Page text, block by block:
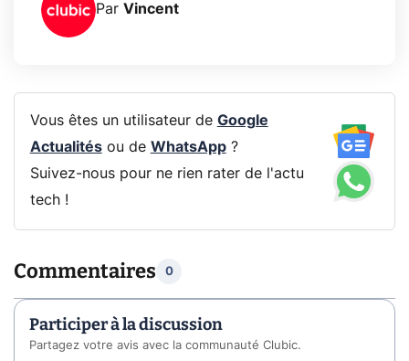
Par Vincent
Vous êtes un utilisateur de Google
Actualitésou de WhatsApp?
Suivez-nous pour ne rien rater de l'actu
tech !
Commentaires 0
Participer à la discussion
Partagez votre avis avec la communauté Clubic.